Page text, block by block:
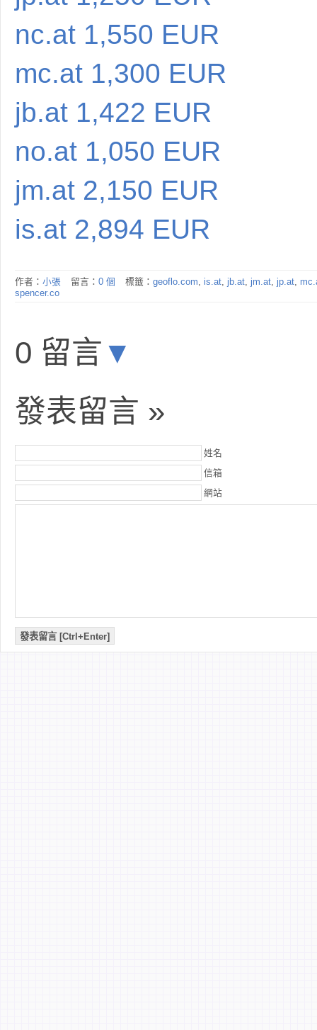
nc.at 1,550 EUR
mc.at 1,300 EUR
jb.at 1,422 EUR
no.at 1,050 EUR
jm.at 2,150 EUR
is.at 2,894 EUR
作者： 小張 留言： 0 個 標籤： geoflo.com, is.at, jb.at, jm.at, jp.at,
spencer.co
0 留言 ▼
發表留言 »
姓名
信箱
網站